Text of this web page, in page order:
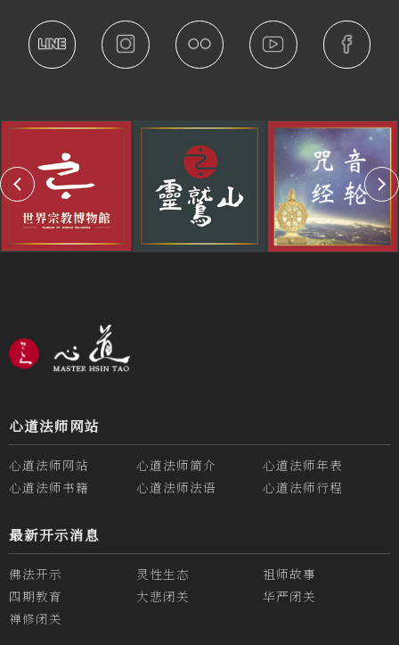
心道法师网站
心道法师网站 心道法师简介
心道法师年表
心道法师书籍
心道法师法语 心道法师行程
最新开示消息
佛法开示 灵性生态
祖师故事
四期教育
大悲闭关
华严闭关
禅修闭关